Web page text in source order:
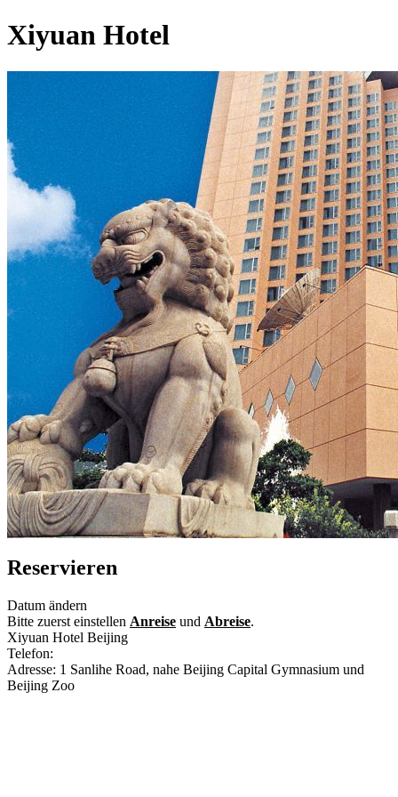
Xiyuan Hotel
Reservieren
Datum ändern
Bitte zuerst einstellen Anreise und Abreise.
Xiyuan Hotel Beijing
Telefon:
Adresse: 1 Sanlihe Road, nahe Beijing Capital Gymnasium und
Beijing Zoo